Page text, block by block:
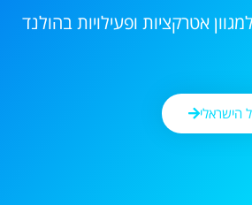
אטרקציות ופעילויות בהולנד
הישראלי